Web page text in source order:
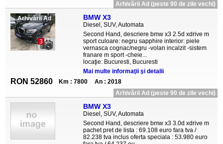
Arhivării Ad (peste 90 de zile vechi)
Arhivării Ad
3
BMW X3
Diesel, SUV, Automata
Second Hand, descriere bmw x3 2.5d xdrive m
sport culoare: negru sapphire interior: piele
vernasca cognac/negru -volan incalzit -sistem
franare m sport -cheie...
locaţie: Bucuresti, Bucuresti
Mai multe informaţii şi detalii
RON 52860 Km : 7800
An : 2018
Arhivării Ad (peste 90 de zile vechi)
BMW X3
Diesel, SUV, Automata
Second Hand, descriere bmw x3 3.0d xdrive m
pachet pret de lista : 69.108 euro fara tva /
82.238 tva inclus oferta speciala : 53.980 euro